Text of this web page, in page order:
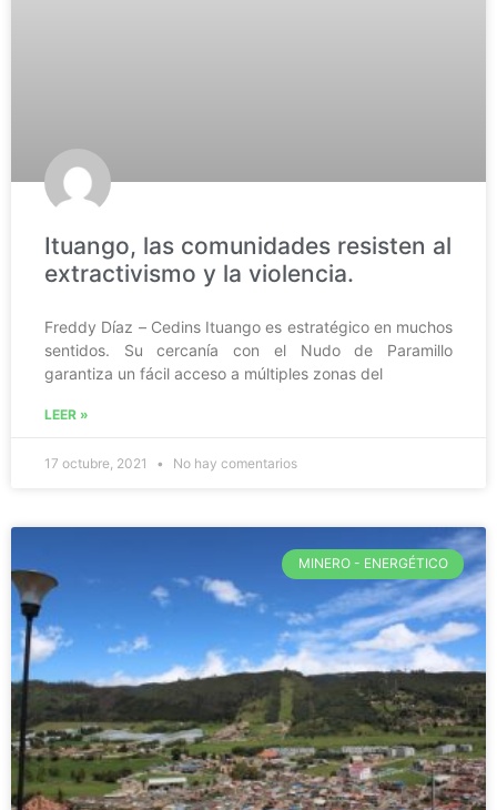
Ituango, las comunidades resisten al
extractivismo y la violencia.
Freddy Díaz – Cedins Ituango es estratégico en muchos
sentidos. Su cercanía con el Nudo de Paramillo
garantiza un fácil acceso a múltiples zonas del
LEER »
17 octubre, 2021 No hay comentarios
MINERO - ENERGÉTICO